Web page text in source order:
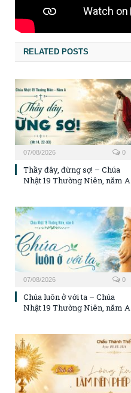
RELATED POSTS
07/08/2026 0
Thầy đây, đừng sợ! – Chúa
Nhật 19 Thường Niên, năm A
07/08/2026 0
Chúa luôn ở với ta – Chúa
Nhật 19 Thường Niên, năm A